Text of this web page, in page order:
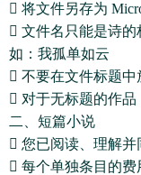
 将文件另存为
 文件名只能是诗
如：我孤单如云
 不要在文件标题中
 对于无标题的作品
二、短篇小说
 您已阅读、理解并
 每个单独条目的